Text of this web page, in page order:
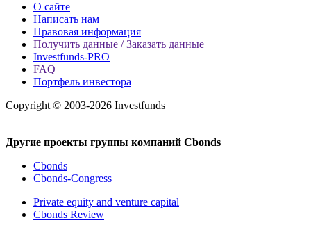
О сайте
Написать нам
Правовая информация
Получить данные / Заказать данные
Investfunds-PRO
FAQ
Портфель инвестора
Copyright © 2003-2026 Investfunds
Другие проекты группы компаний Cbonds
Cbonds
Cbonds-Congress
Private equity and venture capital
Cbonds Review